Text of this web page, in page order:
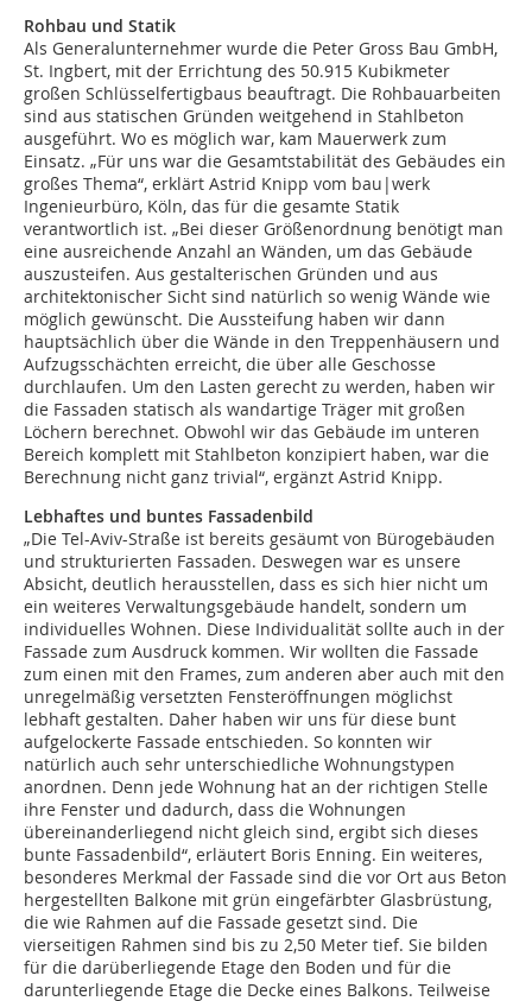
Rohbau und Statik
Als Generalunternehmer wurde die Peter Gross Bau GmbH,
St. Ingbert, mit der Errichtung des 50.915 Kubikmeter
großen Schlüsselfertigbaus beauftragt. Die Rohbauarbeiten
sind aus statischen Gründen weitgehend in Stahlbeton
ausgeführt. Wo es möglich war, kam Mauerwerk zum
Einsatz. „Für uns war die Gesamtstabilität des Gebäudes ein
großes Thema“, erklärt Astrid Knipp vom bau|werk
Ingenieurbüro, Köln, das für die gesamte Statik
verantwortlich ist. „Bei dieser Größenordnung benötigt man
eine ausreichende Anzahl an Wänden, um das Gebäude
auszusteifen. Aus gestalterischen Gründen und aus
architektonischer Sicht sind natürlich so wenig Wände wie
möglich gewünscht. Die Aussteifung haben wir dann
hauptsächlich über die Wände in den Treppenhäusern und
Aufzugsschächten erreicht, die über alle Geschosse
durchlaufen. Um den Lasten gerecht zu werden, haben wir
die Fassaden statisch als wandartige Träger mit großen
Löchern berechnet. Obwohl wir das Gebäude im unteren
Bereich komplett mit Stahlbeton konzipiert haben, war die
Berechnung nicht ganz trivial“, ergänzt Astrid Knipp.
Lebhaftes und buntes Fassadenbild
„Die Tel-Aviv-Straße ist bereits gesäumt von Bürogebäuden
und strukturierten Fassaden. Deswegen war es unsere
Absicht, deutlich herausstellen, dass es sich hier nicht um
ein weiteres Verwaltungsgebäude handelt, sondern um
individuelles Wohnen. Diese Individualität sollte auch in der
Fassade zum Ausdruck kommen. Wir wollten die Fassade
zum einen mit den Frames, zum anderen aber auch mit den
unregelmäßig versetzten Fensteröffnungen möglichst
lebhaft gestalten. Daher haben wir uns für diese bunt
aufgelockerte Fassade entschieden. So konnten wir
natürlich auch sehr unterschiedliche Wohnungstypen
anordnen. Denn jede Wohnung hat an der richtigen Stelle
ihre Fenster und dadurch, dass die Wohnungen
übereinanderliegend nicht gleich sind, ergibt sich dieses
bunte Fassadenbild“, erläutert Boris Enning. Ein weiteres,
besonderes Merkmal der Fassade sind die vor Ort aus Beton
hergestellten Balkone mit grün eingefärbter Glasbrüstung,
die wie Rahmen auf die Fassade gesetzt sind. Die
vierseitigen Rahmen sind bis zu 2,50 Meter tief. Sie bilden
für die darüberliegende Etage den Boden und für die
darunterliegende Etage die Decke eines Balkons. Teilweise